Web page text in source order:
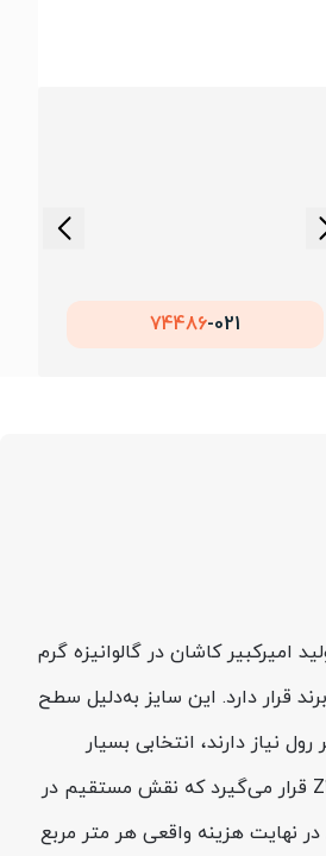
021-
74486
رِنج تولید امیرکبیر کاشان در گالوانیزه گرم
۱۲۵۰ در بازه طلایی تولید و کنترل کیفیت این برند قرار دارد. این سایز به‌دلیل سطح
دارند، انتخابی بسیار
اقتصادی است. جرم پوشش روی (Zinc Coating) بر اساس سفارش و استانداردهایی مانند ISIRI 5723 و EN 10346 تنظیم می‌شود و غالباً در بازه Z100 تا Z275 قرار می‌گیرد که نقش مستقیم در
نهایت هزینه واقعی هر متر مربع